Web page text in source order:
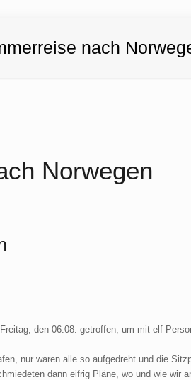
nach
Norwegen
den 06.08. getroffen, um mit elf
nur waren alle so aufgedreht und die
dann eifrig Pläne, wo und wie wir